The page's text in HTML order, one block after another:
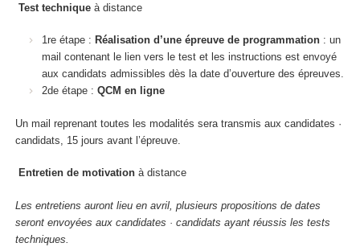
Test technique à distance
1re étape : Réalisation d’une épreuve de programmation : un
mail contenant le lien vers le test et les instructions est envoyé
aux candidats admissibles dès la date d’ouverture des épreuves.
2de étape : QCM en ligne
Un mail reprenant toutes les modalités sera transmis aux candidates ·
candidats, 15 jours avant l’épreuve.
Entretien de motivation à distance
Les entretiens auront lieu en avril, plusieurs propositions de dates
seront envoyées aux candidates · candidats ayant réussis les tests
techniques.